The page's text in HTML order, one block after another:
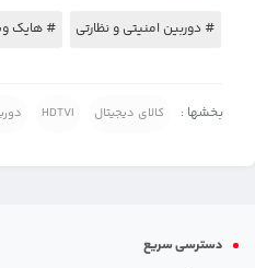
# دوربین امنیتی و نظارتی # هایک
بخشها : کالای دیجیتال HDTVI
دسترسی سریع